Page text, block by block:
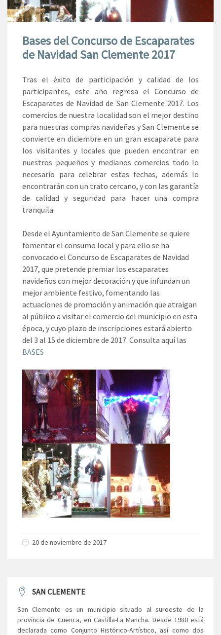
Bases del Concurso de Escaparates
de Navidad San Clemente 2017
Tras el éxito de participación y calidad de los
participantes, este año regresa el Concurso de
Escaparates de Navidad de San Clemente 2017. Los
comercios de nuestra localidad son el mejor destino
para nuestras compras navideñas y San Clemente se
convierte en diciembre en un gran escaparate para
los visitantes y locales que pueden encontrar en
nuestros pequeños y medianos comercios todo lo
necesario para celebrar estas fechas, además lo
encontrarán con un trato cercano, y con las garantía
de calidad y seguridad para hacer una compra
tranquila.
Desde el Ayuntamiento de San Clemente se quiere
fomentar el consumo local y para ello se ha
convocado el Concurso de Escaparates de Navidad
2017, que pretende premiar los escaparates
navideños con mejor decoración y que infundan un
mejor ambiente festivo, fomentando las
actuaciones de promoción y animación que atraigan
al público a visitar el comercio del municipio en esta
época, y cuyo plazo de inscripciones estará abierto
del 3 al 15 de diciembre de 2017. Consulta aquí las
BASES
20 de noviembre de 2017
SAN CLEMENTE
San Clemente es un municipio situado al suroeste de la
provincia de Cuenca, en Castilla-La Mancha. Desde 1980 está
declarada como Conjunto Histórico-Artístico, así como dos